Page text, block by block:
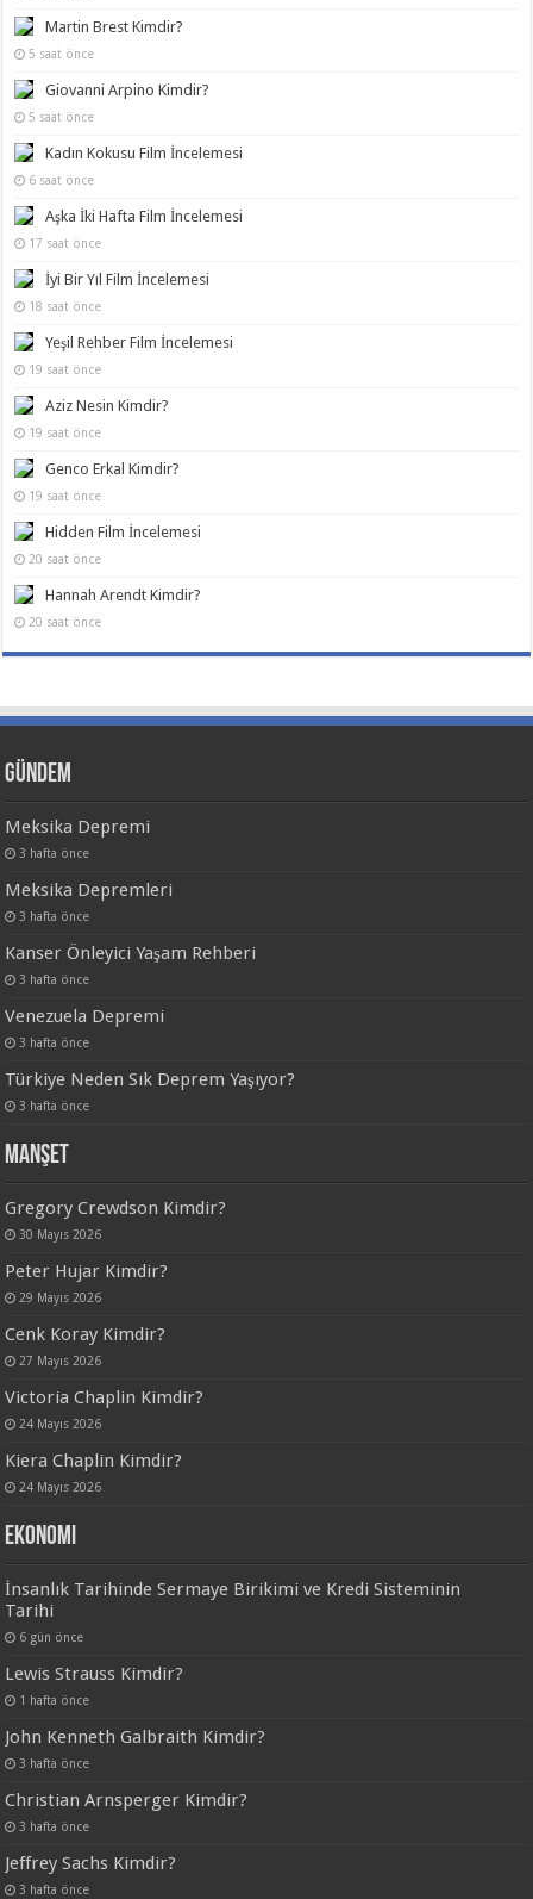
Martin Brest Kimdir?
5 saat önce
Giovanni Arpino Kimdir?
5 saat önce
Kadın Kokusu Film İncelemesi
6 saat önce
Aşka İki Hafta Film İncelemesi
17 saat önce
İyi Bir Yıl Film İncelemesi
18 saat önce
Yeşil Rehber Film İncelemesi
19 saat önce
Aziz Nesin Kimdir?
19 saat önce
Genco Erkal Kimdir?
19 saat önce
Hidden Film İncelemesi
20 saat önce
Hannah Arendt Kimdir?
20 saat önce
Gündem
Meksika Depremi
3 hafta önce
Meksika Depremleri
3 hafta önce
Kanser Önleyici Yaşam Rehberi
3 hafta önce
Venezuela Depremi
3 hafta önce
Türkiye Neden Sık Deprem Yaşıyor?
3 hafta önce
Manşet
Gregory Crewdson Kimdir?
30 Mayıs 2026
Peter Hujar Kimdir?
29 Mayıs 2026
Cenk Koray Kimdir?
27 Mayıs 2026
Victoria Chaplin Kimdir?
24 Mayıs 2026
Kiera Chaplin Kimdir?
24 Mayıs 2026
Ekonomi
İnsanlık Tarihinde Sermaye Birikimi ve Kredi Sisteminin
Tarihi
6 gün önce
Lewis Strauss Kimdir?
1 hafta önce
John Kenneth Galbraith Kimdir?
3 hafta önce
Christian Arnsperger Kimdir?
3 hafta önce
Jeffrey Sachs Kimdir?
3 hafta önce